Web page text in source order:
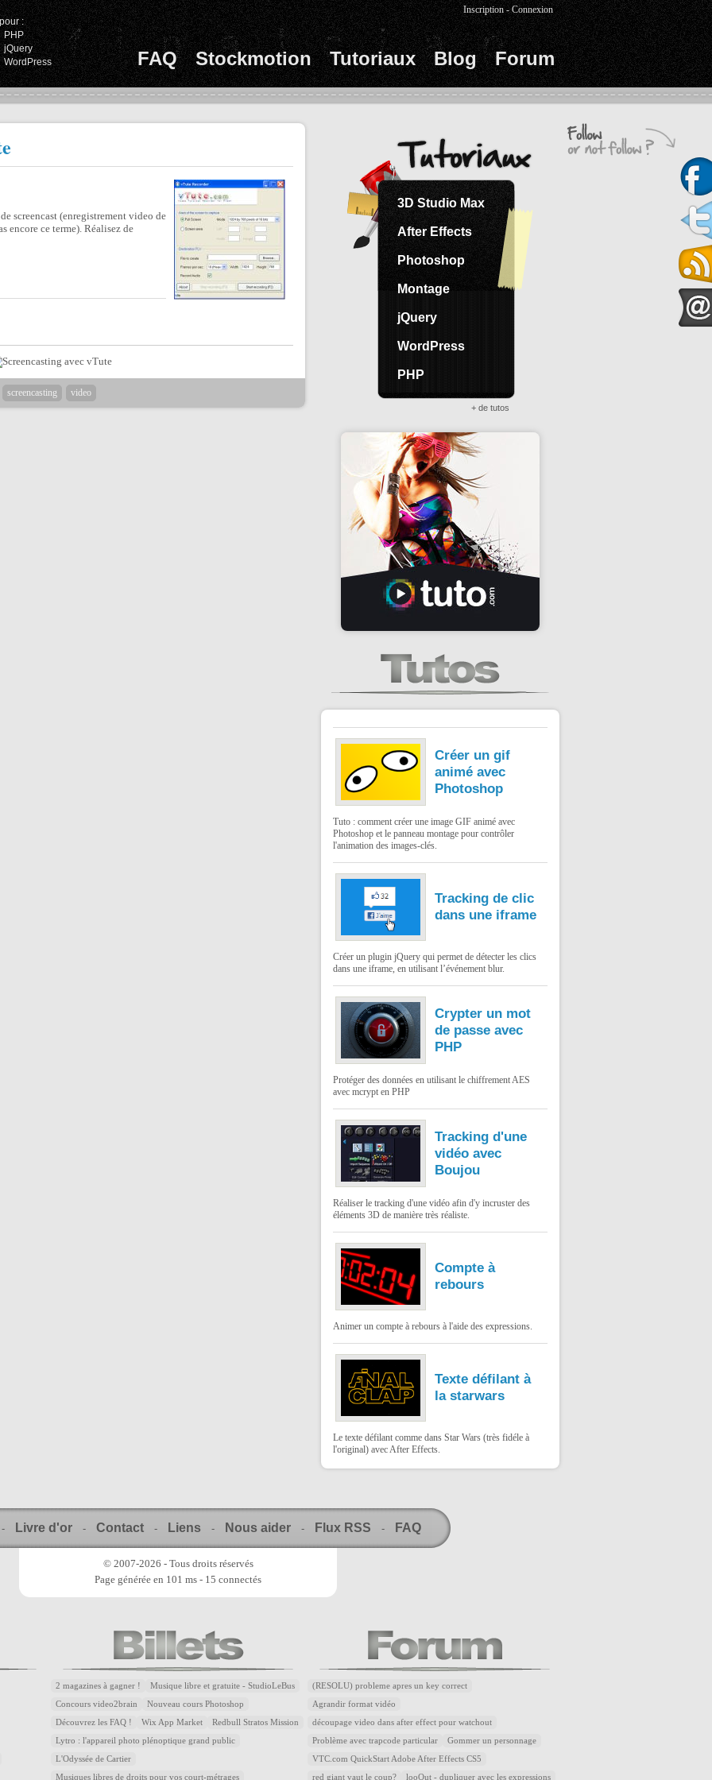
:
PHP
jQuery
WordPress FAQ Stockmotion Tutoriaux Blog Forum
Inscription -Connexion
screencast (enregistrement video de
encore ce terme). Réalisez de
screencasting video
3D Studio Max
After Effects
Photoshop
Montage
jQuery
WordPress
PHP
+ de tutos
Créer un gif
animé avec
Photoshop
Tuto : comment créer une image GIF animé avec
Photoshop et le panneau montage pour contrôler
l'animation des images-clés.
Tracking de clic
dans une iframe
Créer un plugin jQuery qui permet de détecter les clics
dans une iframe, en utilisant l’événement blur.
Crypter un mot
de passe avec
PHP
Protéger des données en utilisant le chiffrement AES
avec mcrypt en PHP
Tracking d'une
vidéo avec
Boujou
Réaliser le tracking d'une vidéo afin d'y incruster des
éléments 3D de manière très réaliste.
Compte à
rebours
Animer un compte à rebours à l'aide des expressions.
Texte défilant à
la starwars
Le texte défilant comme dans Star Wars (très fidéle à
l'original) avec After Effects.
- Livre d'or - Contact - Liens - Nous aider - Flux RSS - FAQ
© 2007-2026 - Tous droits réservés
Page générée en 101 ms - 15 connectés
2 magazines à gagner ! Musique libre et gratuite - StudioLeBus
Concours video2brain Nouveau cours Photoshop
Découvrez les FAQ ! Wix App Market Redbull Stratos Mission
Lytro : l'appareil photo plénoptique grand public
L'Odyssée de Cartier
Musiques libres de droits pour vos court-métrages
(RESOLU) probleme apres un key correct
Agrandir format vidéo
découpage video dans after effect pour watchout
Problème avec trapcode particular Gommer un personnage
VTC.com QuickStart Adobe After Effects CS5
red giant vaut le coup? looOut - dupliquer avec les expressions